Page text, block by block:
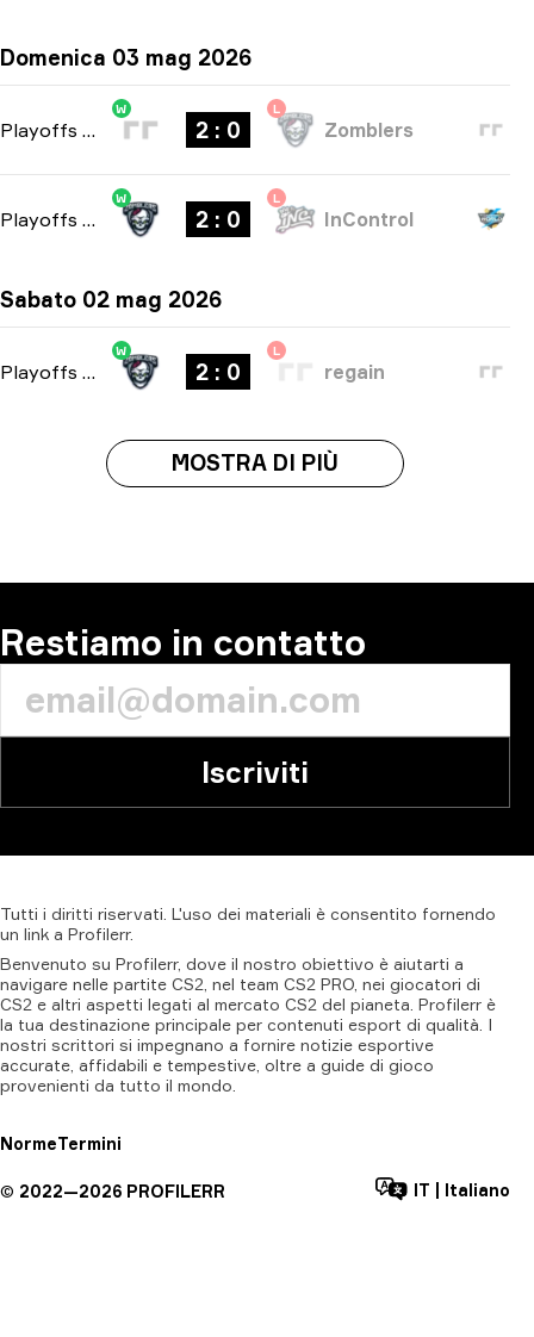
Domenica 03 mag 2026
Playoffs bo3
W
2 : 0
L
Zomblers
Playoffs bo3
W
2 : 0
L
InControl
Sabato 02 mag 2026
Playoffs bo3
W
2 : 0
L
regain
MOSTRA DI PIÙ
Restiamo in contatto
Iscriviti
Tutti i diritti riservati. L'uso dei materiali è consentito fornendo
un link a Profilerr.
Benvenuto su Profilerr, dove il nostro obiettivo è aiutarti a
navigare nelle partite CS2, nel team CS2 PRO, nei giocatori di
CS2 e altri aspetti legati al mercato CS2 del pianeta. Profilerr è
la tua destinazione principale per contenuti esport di qualità. I
nostri scrittori si impegnano a fornire notizie esportive
accurate, affidabili e tempestive, oltre a guide di gioco
provenienti da tutto il mondo.
NormeTermini
© 2022—2026 PROFILERR IT Italiano